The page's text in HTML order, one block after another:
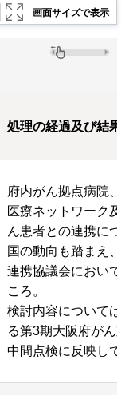
画面サイズで表示
処理の経過及び結果
府内がん拠点病院、
医療ネットワーク及
ん患者との連携につ
国の動向も踏まえ、
連携協議会において
ころ。
検討内容については
る第3期大阪府がん
中間点検に反映して